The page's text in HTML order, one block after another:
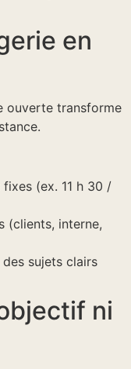
en
ouverte transforme
(ex. 11 h 30 /
(clients, interne,
sujets clairs
ni